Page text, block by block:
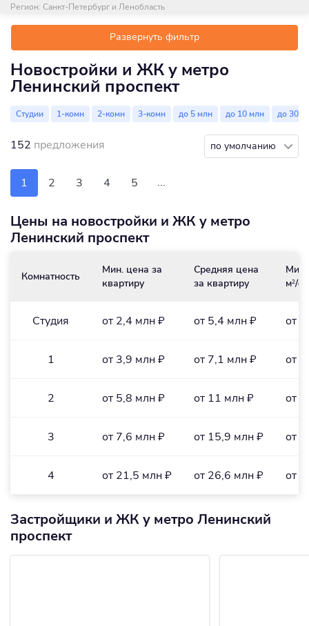
Регион: Санкт-Петербург и Ленобласть
Развернуть фильтр
Новостройки и ЖК у метро
Ленинский проспект
Студии 1-комн 2-комн 3-комн до 5 млн до 10 млн до 30 м²
152 предложения по умолчанию
1 2 3 4 5 ...
Цены на новостройки и ЖК у метро
Ленинский проспект
Комнатность
Мин. цена за
квартиру
Средняя цена
за квартиру
Мин.
м2/₽
Студия от 2,4 млн ₽ от 5,4 млн ₽ от
1 от 3,9 млн ₽ от 7,1 млн ₽ от
2 от 5,8 млн ₽ от 11 млн ₽ от
3 от 7,6 млн ₽ от 15,9 млн ₽ от
4 от 21,5 млн ₽ от 26,6 млн ₽ от
Застройщики и ЖК у метро Ленинский
проспект